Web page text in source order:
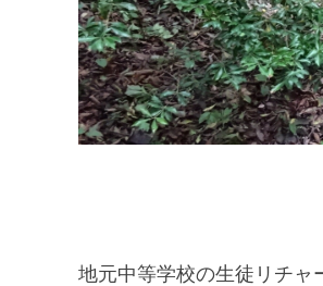
地元中等学校の生徒リチャ